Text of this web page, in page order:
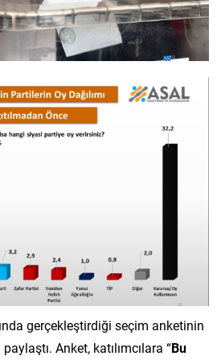
gerçekleştirdiği seçim anketinin
Anket, katılımcılara “Bu